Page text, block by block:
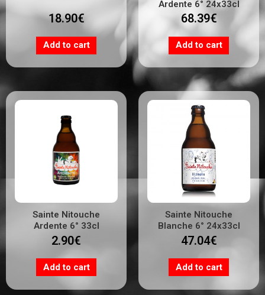
18.90€
Add to cart
Ardente 6° 24x33cl
68.39€
Add to cart
Sainte Nitouche
Ardente 6° 33cl
2.90€
Add to cart
Sainte Nitouche
Blanche 6° 24x33cl
47.04€
Add to cart